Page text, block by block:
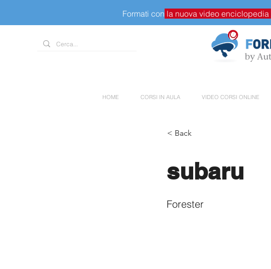
Formati con la nuova video enciclopedia
HOME CORSI IN AULA VIDEO CORSI ONLINE
< Back
subaru
Forester